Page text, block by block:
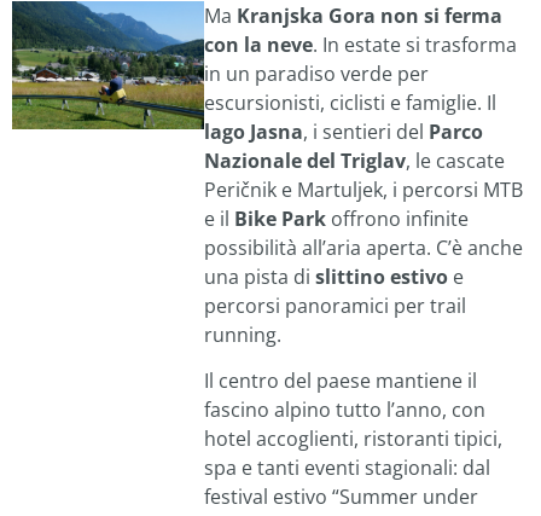
Ma Kranjska Gora non si ferma
con la neve. In estate si trasforma
in un paradiso verde per
escursionisti, ciclisti e famiglie. Il
lago Jasna, i sentieri del Parco
Nazionale del Triglav, le cascate
Peričnik e Martuljek, i percorsi MTB
e il Bike Park offrono infinite
possibilità all’aria aperta. C’è anche
una pista dislittino estivo e
percorsi panoramici per trail
running.
Il centro del paese mantiene il
fascino alpino tutto l’anno, con
hotel accoglienti, ristoranti tipici,
spa e tanti eventi stagionali: dal
festival estivo “Summer under